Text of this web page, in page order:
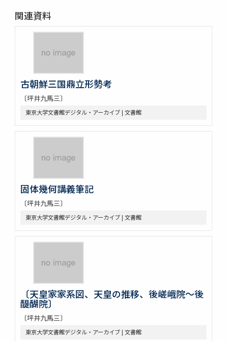
関連資料
古朝鮮三国鼎立形勢考
〔坪井九馬三〕
東京大学文書館デジタル・アーカイブ | 文書館
固体幾何講義筆記
〔坪井九馬三〕
東京大学文書館デジタル・アーカイブ | 文書館
〔天皇家家系図、天皇の推移、後嵯峨院～後
醍醐院〕
〔坪井九馬三〕
東京大学文書館デジタル・アーカイブ | 文書館